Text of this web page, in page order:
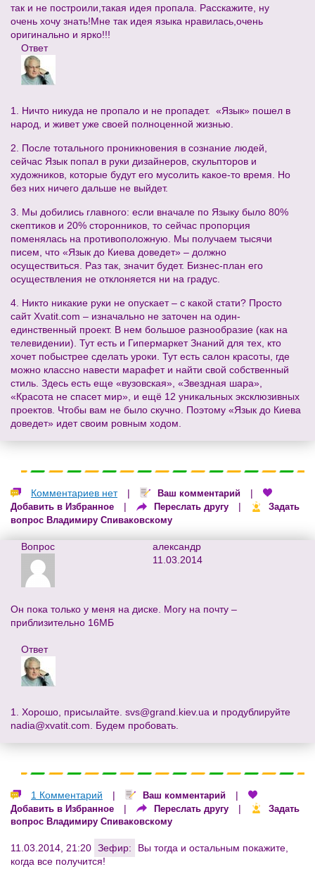
так и не построили,такая идея пропала. Расскажите, ну
очень хочу знать!Мне так идея языка нравилась,очень
оригинально и ярко!!!
Ответ
1. Ничто никуда не пропало и не пропадет. «Язык» пошел в
народ, и живет уже своей полноценной жизнью.
2. После тотального проникновения в сознание людей,
сейчас Язык попал в руки дизайнеров, скульпторов и
художников, которые будут его мусолить какое-то время. Но
без них ничего дальше не выйдет.
3. Мы добились главного: если вначале по Языку было 80%
скептиков и 20% сторонников, то сейчас пропорция
поменялась на противоположную. Мы получаем тысячи
писем, что «Язык до Киева доведет» – должно
осуществиться. Раз так, значит будет. Бизнес-план его
осуществления не отклоняется ни на градус.
4. Никто никакие руки не опускает – с какой стати? Просто
сайт Xvatit.com – изначально не заточен на один-
единственный проект. В нем большое разнообразие (как на
телевидении). Тут есть и Гипермаркет Знаний для тех, кто
хочет побыстрее сделать уроки. Тут есть салон красоты, где
можно классно навести марафет и найти свой собственный
стиль. Здесь есть еще «вузовская», «Звездная шара»,
«Красота не спасет мир», и ещё 12 уникальных эксклюзивных
проектов. Чтобы вам не было скучно. Поэтому «Язык до Киева
доведет» идет своим ровным ходом.
Комментариев нет | Ваш комментарий |
Добавить в Избранное | Переслать другу |
Задать
вопрос Владимиру Спиваковскому
Вопрос
александр
11.03.2014
Он пока только у меня на диске. Могу на почту –
приблизительно 16МБ
Ответ
1. Хорошо, присылайте. svs@grand.kiev.ua и продублируйте
nadia@xvatit.com . Будем пробовать.
1 Комментарий | Ваш комментарий |
Добавить в Избранное | Переслать другу |
Задать
вопрос Владимиру Спиваковскому
11.03.2014, 21:20 Зефир:
Вы тогда и остальным покажите,
когда все получится!